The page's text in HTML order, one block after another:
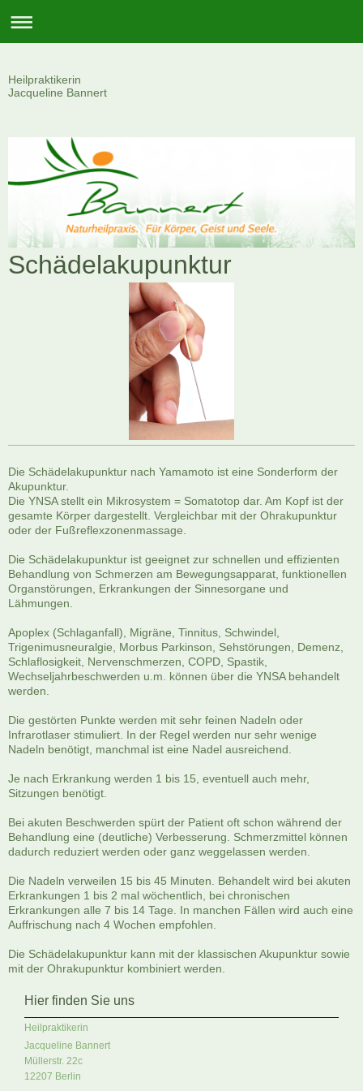
Heilpraktikerin
Jacqueline Bannert
Schädelakupunktur
Die Schädelakupunktur nach Yamamoto ist eine Sonderform der
Akupunktur.
Die YNSA stellt ein Mikrosystem = Somatotop dar. Am Kopf ist der
gesamte Körper dargestellt. Vergleichbar mit der Ohrakupunktur
oder der Fußreflexzonenmassage.
Die Schädelakupunktur ist geeignet zur schnellen und effizienten
Behandlung von Schmerzen am Bewegungsapparat, funktionellen
Organstörungen, Erkrankungen der Sinnesorgane und
Lähmungen.
Apoplex (Schlaganfall), Migräne, Tinnitus, Schwindel,
Trigenimusneuralgie, Morbus Parkinson, Sehstörungen, Demenz,
Schlaflosigkeit, Nervenschmerzen, COPD, Spastik,
Wechseljahrbeschwerden u.m. können über die YNSA behandelt
werden.
Die gestörten Punkte werden mit sehr feinen Nadeln oder
Infrarotlaser stimuliert. In der Regel werden nur sehr wenige
Nadeln benötigt, manchmal ist eine Nadel ausreichend.
Je nach Erkrankung werden 1 bis 15, eventuell auch mehr,
Sitzungen benötigt.
Bei akuten Beschwerden spürt der Patient oft schon während der
Behandlung eine (deutliche) Verbesserung. Schmerzmittel können
dadurch reduziert werden oder ganz weggelassen werden.
Die Nadeln verweilen 15 bis 45 Minuten. Behandelt wird bei akuten
Erkrankungen 1 bis 2 mal wöchentlich, bei chronischen
Erkrankungen alle 7 bis 14 Tage. In manchen Fällen wird auch eine
Auffrischung nach 4 Wochen empfohlen.
Die Schädelakupunktur kann mit der klassischen Akupunktur sowie
mit der Ohrakupunktur kombiniert werden.
Hier finden Sie uns
Heilpraktikerin
Jacqueline Bannert
Müllerstr. 22c
12207 Berlin